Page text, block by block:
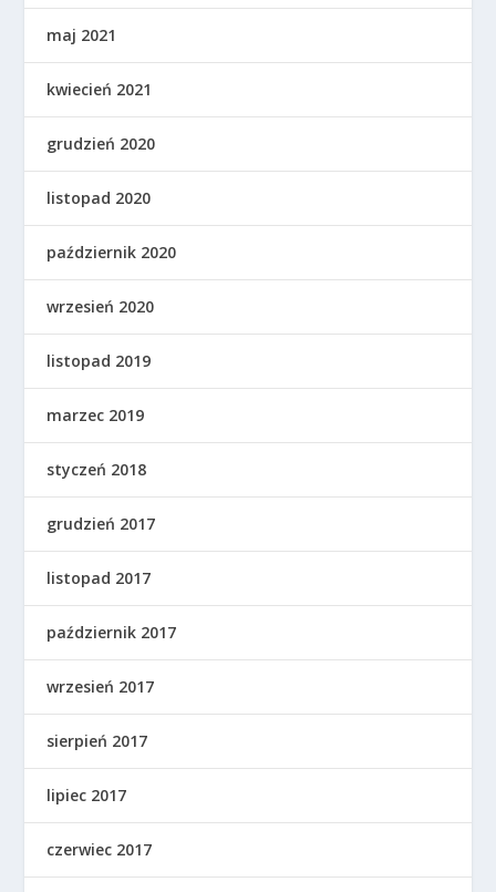
maj 2021
kwiecień 2021
grudzień 2020
listopad 2020
październik 2020
wrzesień 2020
listopad 2019
marzec 2019
styczeń 2018
grudzień 2017
listopad 2017
październik 2017
wrzesień 2017
sierpień 2017
lipiec 2017
czerwiec 2017